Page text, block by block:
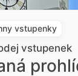
vstupenky
vstupenek